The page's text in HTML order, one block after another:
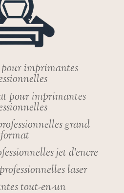
pour imprimantes
pour imprimantes
grand
format
jet d’encre
laser
tout-en-un